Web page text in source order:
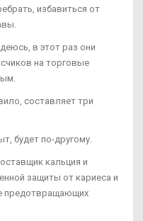
избавиться от
в этот раз они
на торговые
составляет три
будет по-другому.
кальция и
защиты от кариеса и
предотвращающих